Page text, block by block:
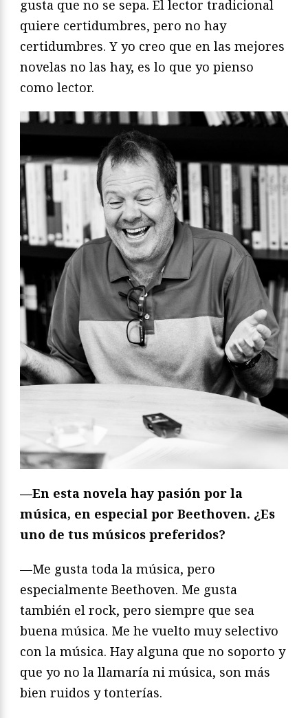
gusta que no se sepa. El lector tradicional
quiere certidumbres, pero no hay
certidumbres. Y yo creo que en las mejores
novelas no las hay, es lo que yo pienso
como lector.
—En esta novela hay pasión por la
música, en especial por Beethoven. ¿Es
uno de tus músicos preferidos?
—Me gusta toda la música, pero
especialmente Beethoven. Me gusta
también el rock, pero siempre que sea
buena música. Me he vuelto muy selectivo
con la música. Hay alguna que no soporto y
que yo no la llamaría ni música, son más
bien ruidos y tonterías.